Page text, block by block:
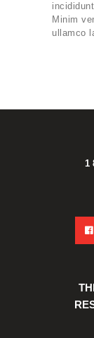
Minim
ullamco
1